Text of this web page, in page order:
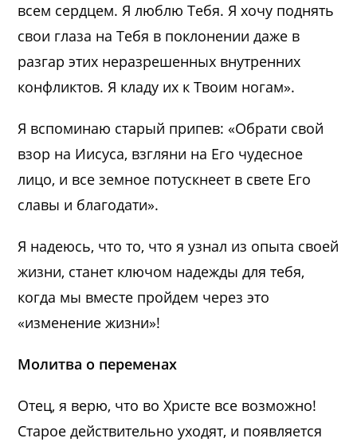
всем сердцем. Я люблю Тебя. Я хочу поднять
свои глаза на Тебя в поклонении даже в
разгар этих неразрешенных внутренних
конфликтов. Я кладу их к Твоим ногам».
Я вспоминаю старый припев: «Обрати свой
взор на Иисуса, взгляни на Его чудесное
лицо, и все земное потускнеет в свете Его
славы и благодати».
Я надеюсь, что то, что я узнал из опыта своей
жизни, станет ключом надежды для тебя,
когда мы вместе пройдем через это
«изменение жизни»!
Молитва о переменах
Отец, я верю, что во Христе все возможно!
Старое действительно уходят, и появляется